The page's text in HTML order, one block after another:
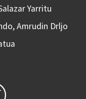
Yarritu
Amrudin Drljo